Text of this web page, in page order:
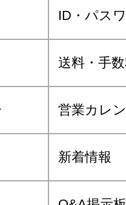
ID・パス
送料・手
営業カレ
新着情報